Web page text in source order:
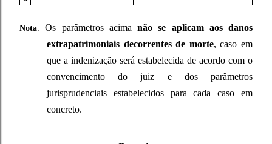
Nota:Os parâmetros acima não se aplicam aos danos
extrapatrimoniais decorrentes de morte, caso em
que a indenização será estabelecida de acordo com o
convencimento do juiz e dos parâmetros
jurisprudenciais estabelecidos para cada caso em
concreto.